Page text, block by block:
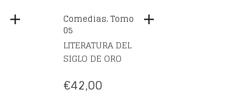
Comedias. Tomo
05
LITERATURA DEL
SIGLO DE ORO
€42,00